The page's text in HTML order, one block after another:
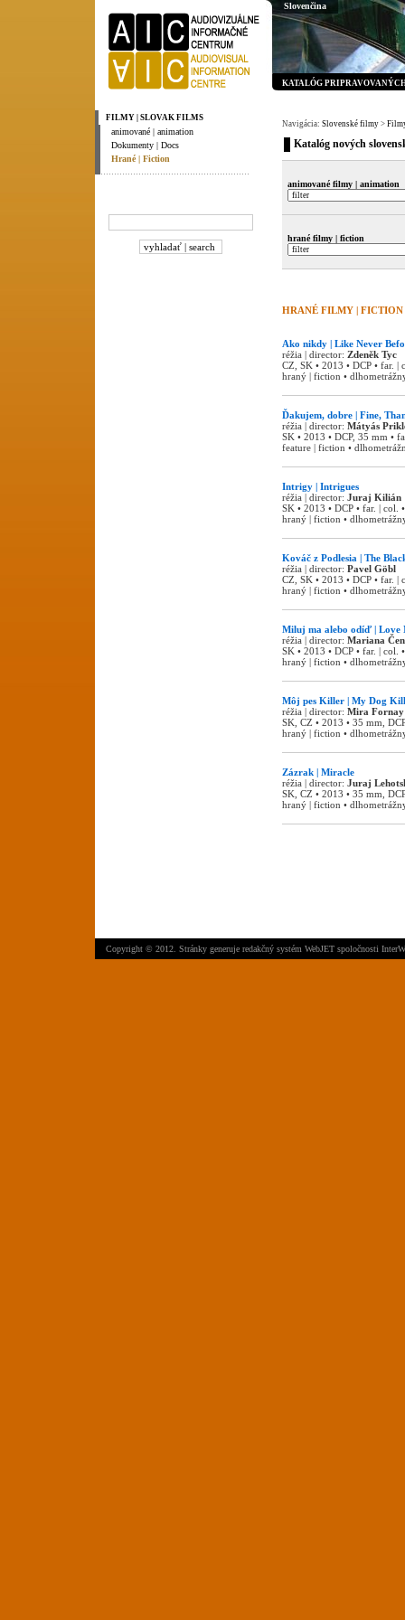
FILMY | SLOVAK FILMS
animované | animation
Dokumenty | Docs
Hrané | Fiction
Slovenčina
KATALÓG
Navigácia: Slovenské filmy >
Katalóg nových
animované filmy | animation
hrané filmy | fiction
HRANÉ FILMY |
Ako nikdy | Like Never
réžia | director: Zdeněk Tyc
CZ, SK • 2013 • DCP • far.
hraný | fiction •
Ďakujem, dobre | Fine,
réžia | director: Mátyás
SK • 2013 • DCP, 35 mm •
feature | fiction •
Intrigy | Intrigues
réžia | director: Juraj Kilián
SK • 2013 • DCP • far. |
hraný | fiction •
Kováč z Podlesia | The
réžia | director: Pavel Göbl
CZ, SK • 2013 • DCP •
hraný | fiction •
Miluj ma alebo odíď | Love
réžia | director: Mariana
SK • 2013 • DCP • far. | col.
hraný | fiction •
Môj pes Killer | My Dog
réžia | director: Mira Fornay
SK, CZ • 2013 • 35 mm,
hraný | fiction •
Zázrak | Miracle
réžia | director: Juraj
SK, CZ • 2013 • 35 mm,
hraný | fiction •
Copyright © 2012. Stránky generuje redakčný systém WebJET spoločnosti